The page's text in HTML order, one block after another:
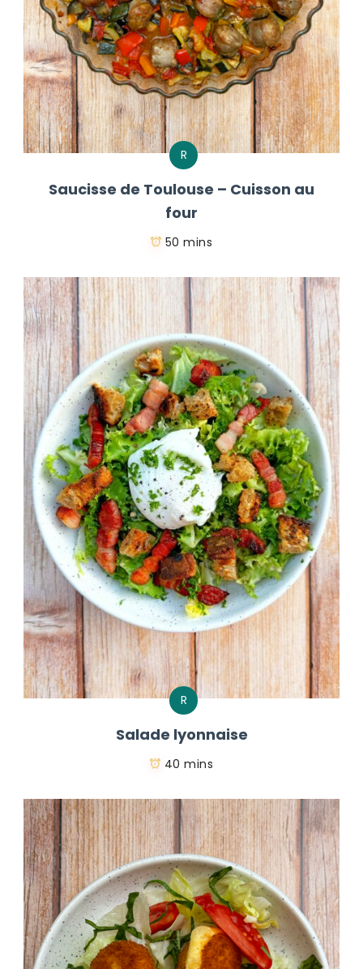
R
Saucisse de Toulouse – Cuisson au
four
50 mins
R
Salade lyonnaise
40 mins